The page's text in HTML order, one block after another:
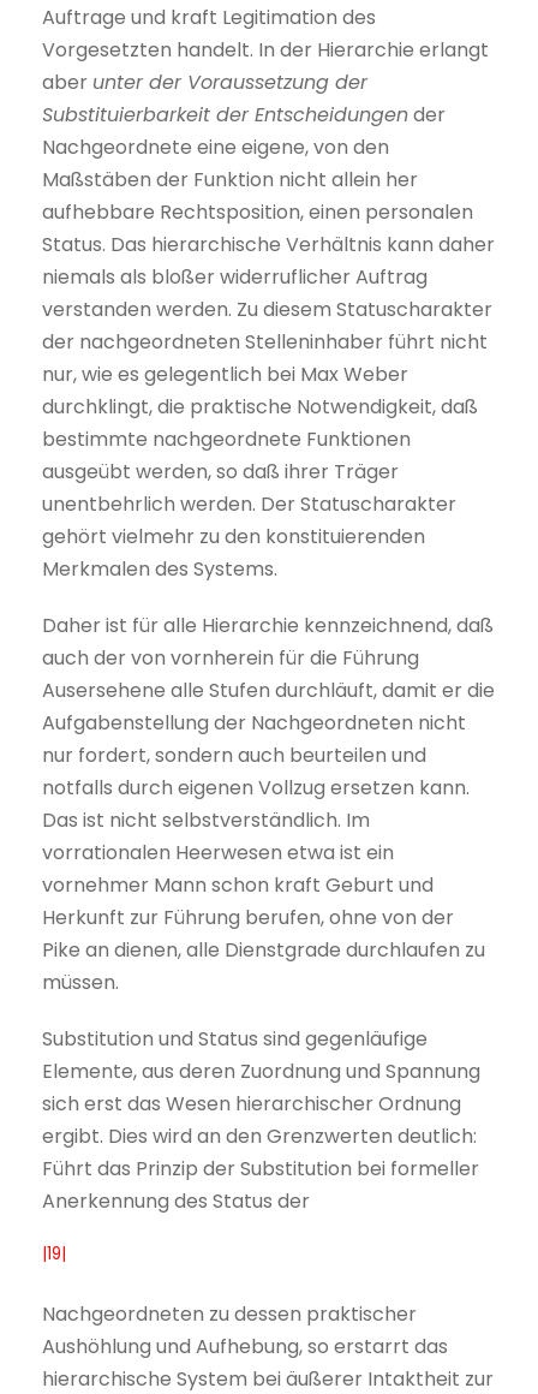
Auftrage und kraft Legitimation des
Vorgesetzten handelt. In der Hierarchie erlangt
aber unter der Voraussetzung der
Substituierbarkeit der Entscheidungender
Nachgeordnete eine eigene, von den
Maßstäben der Funktion nicht allein her
aufhebbare Rechtsposition, einen personalen
Status. Das hierarchische Verhältnis kann daher
niemals als bloßer widerruflicher Auftrag
verstanden werden. Zu diesem Statuscharakter
der nachgeordneten Stelleninhaber führt nicht
nur, wie es gelegentlich bei Max Weber
durchklingt, die praktische Notwendigkeit, daß
bestimmte nachgeordnete Funktionen
ausgeübt werden, so daß ihrer Träger
unentbehrlich werden. Der Statuscharakter
gehört vielmehr zu den konstituierenden
Merkmalen des Systems.
Daher ist für alle Hierarchie kennzeichnend, daß
auch der von vornherein für die Führung
Ausersehene alle Stufen durchläuft, damit er die
Aufgabenstellung der Nachgeordneten nicht
nur fordert, sondern auch beurteilen und
notfalls durch eigenen Vollzug ersetzen kann.
Das ist nicht selbstverständlich. Im
vorrationalen Heerwesen etwa ist ein
vornehmer Mann schon kraft Geburt und
Herkunft zur Führung berufen, ohne von der
Pike an dienen, alle Dienstgrade durchlaufen zu
müssen.
Substitution und Status sind gegenläufige
Elemente, aus deren Zuordnung und Spannung
sich erst das Wesen hierarchischer Ordnung
ergibt. Dies wird an den Grenzwerten deutlich:
Führt das Prinzip der Substitution bei formeller
Anerkennung des Status der
|19|
Nachgeordneten zu dessen praktischer
Aushöhlung und Aufhebung, so erstarrt das
hierarchische System bei äußerer Intaktheit zur